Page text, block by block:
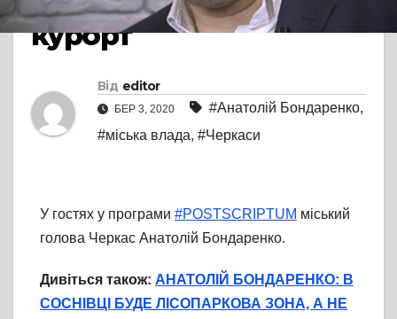
курорт
Від editor
БЕР 3, 2020 #Анатолій Бондаренко,
#міська влада, #Черкаси
У гостях у програми #POSTSCRIPTUM міський
голова Черкас Анатолій Бондаренко.
Дивіться також: АНАТОЛІЙ БОНДАРЕНКО: В
СОСНІВЦІ БУДЕ ЛІСОПАРКОВА ЗОНА, А НЕ